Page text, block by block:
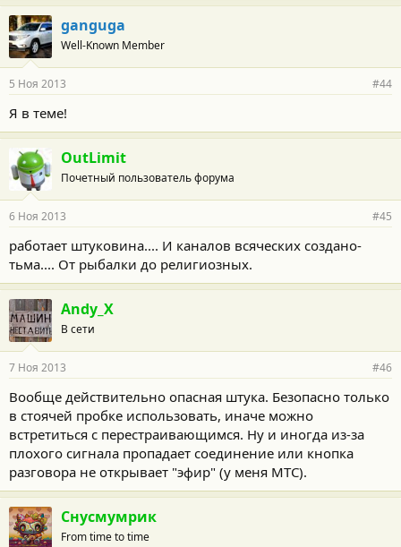
ganguga
Well-Known Member
5 Ноя 2013 #44
Я в теме!
OutLimit
Почетный пользователь форума
6 Ноя 2013 #45
работает штуковина.... И каналов всяческих создано-
тьма.... От рыбалки до религиозных.
Andy_X
В сети
7 Ноя 2013 #46
Вообще действительно опасная штука. Безопасно только
в стоячей пробке использовать, иначе можно
встретиться с перестраивающимся. Ну и иногда из-за
плохого сигнала пропадает соединение или кнопка
разговора не открывает "эфир" (у меня МТС).
Снусмумрик
From time to time